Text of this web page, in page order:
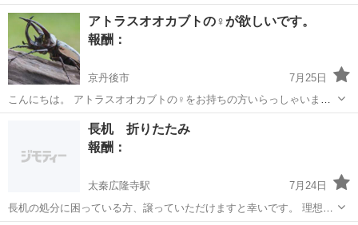
ルハウス 防草シート プラパレット めだか容器(お風呂、プール) 一輪
車 ステンレスシンク 電動ポンプ なんでもいいです
京都 亀岡市 並河駅 買いたい/ください
アトラスオオカブトの♀が欲しいです。
報酬：
京丹後市
7月25日
こんにちは。 アトラスオオカブトの♀をお持ちの方いらっしゃいませ
んか？ 余っていたり、安くで売りますの方、ご連絡お願いいたします
京丹後市 買いたい/ください
長机 折りたたみ
報酬：
太秦広隆寺駅
7月24日
長机の処分に困っている方、譲っていただけますと幸いです。 理想と